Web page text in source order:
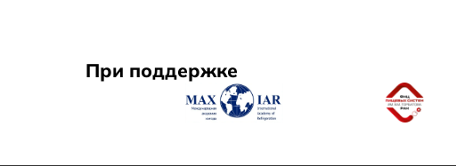
При поддержке